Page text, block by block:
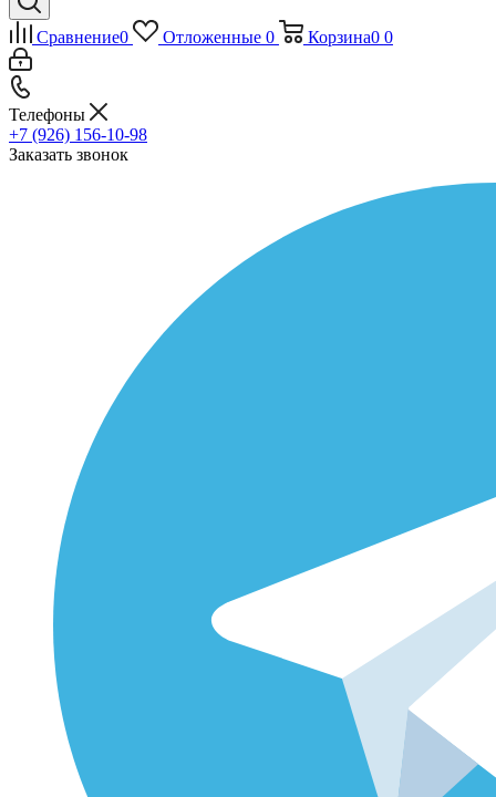
Сравнение0 Отложенные 0 Корзина0 0
Телефоны
+7 (926) 156-10-98
Заказать звонок